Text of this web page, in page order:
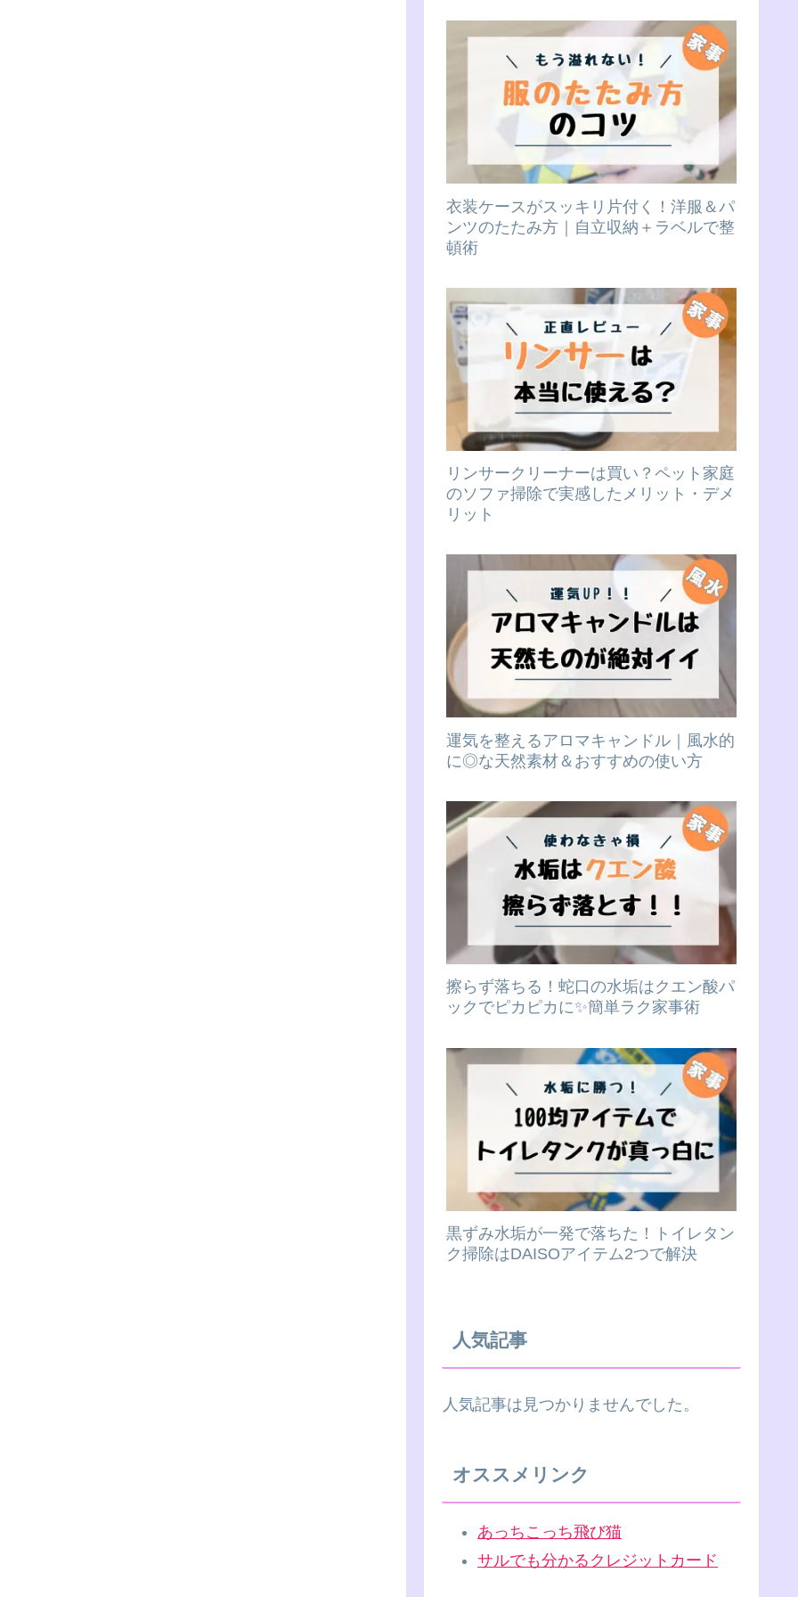
衣装ケースがスッキリ片付く！洋服＆パ
ンツのたたみ方｜自立収納＋ラベルで整
頓術
リンサークリーナーは買い？ペット家庭
のソファ掃除で実感したメリット・デメ
リット
運気を整えるアロマキャンドル｜風水的
に◎な天然素材＆おすすめの使い方
擦らず落ちる！蛇口の水垢はクエン酸パ
ックでピカピカに✨簡単ラク家事術
黒ずみ水垢が一発で落ちた！トイレタン
ク掃除はDAISOアイテム2つで解決
人気記事
人気記事は見つかりませんでした。
オススメリンク
あっちこっち飛び猫
サルでも分かるクレジットカード